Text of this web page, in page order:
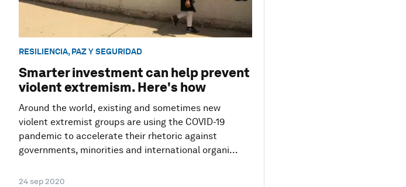
RESILIENCIA, PAZ Y SEGURIDAD
Smarter investment can help prevent
violent extremism. Here's how
Around the world, existing and sometimes new
violent extremist groups are using the COVID-19
pandemic to accelerate their rhetoric against
governments, minorities and international organi...
24 sep 2020